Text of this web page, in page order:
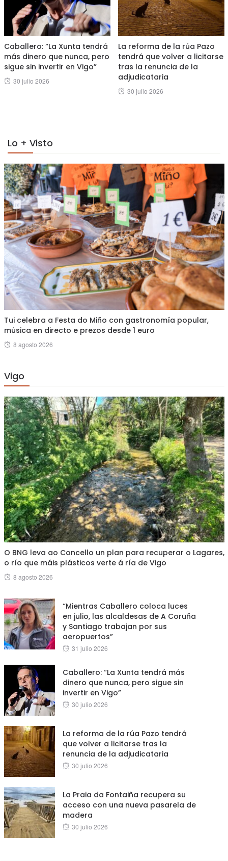
Caballero: “La Xunta tendrá
más dinero que nunca, pero
sigue sin invertir en Vigo”
Posted
30 julio 2026
La reforma de la rúa Pazo
tendrá que volver a licitarse
tras la renuncia de la
adjudicataria
Posted
30 julio 2026
Lo + Visto
Tui celebra a Festa do Miño con gastronomía popular,
música en directo e prezos desde 1 euro
Posted
8 agosto 2026
Vigo
O BNG leva ao Concello un plan para recuperar o Lagares,
o río que máis plásticos verte á ría de Vigo
Posted
8 agosto 2026
“Mientras Caballero coloca luces
en julio, las alcaldesas de A Coruña
y Santiago trabajan por sus
aeropuertos”
Posted
31 julio 2026
Caballero: “La Xunta tendrá más
dinero que nunca, pero sigue sin
invertir en Vigo”
Posted
30 julio 2026
La reforma de la rúa Pazo tendrá
que volver a licitarse tras la
renuncia de la adjudicataria
Posted
30 julio 2026
La Praia da Fontaiña recupera su
acceso con una nueva pasarela de
madera
Posted
30 julio 2026